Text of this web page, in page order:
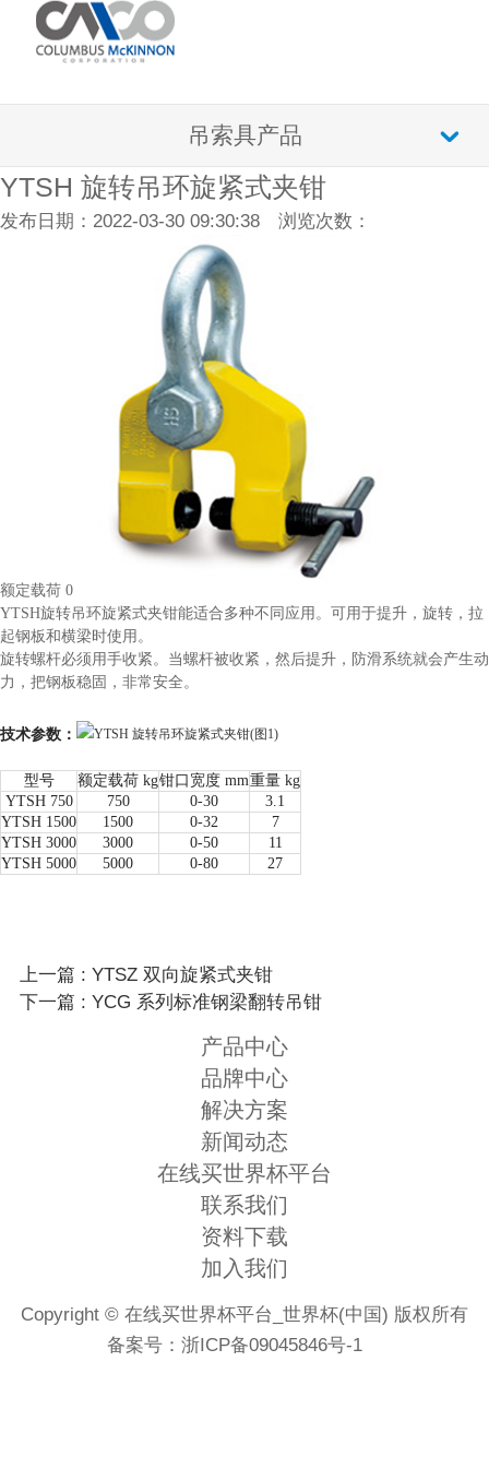
吊索具产品
YTSH 旋转吊环旋紧式夹钳
发布日期：2022-03-30 09:30:38 浏览次数：
额定载荷 0
YTSH旋转吊环旋紧式夹钳能适合多种不同应用。可用于提升，旋转，拉
起钢板和横梁时使用。
旋转螺杆必须用手收紧。当螺杆被收紧，然后提升，防滑系统就会产生动
力，把钢板稳固，非常安全。
技术参数：
型号 额定载荷 kg钳口宽度 mm重量 kg
YTSH 750
750 0-30
3.1
YTSH 1500
1500 0-32
7
YTSH 3000
3000 0-50
11
YTSH 5000
5000 0-80 27
上一篇 : YTSZ 双向旋紧式夹钳
下一篇 : YCG 系列标准钢梁翻转吊钳
产品中心
品牌中心
解决方案
新闻动态
在线买世界杯平台
联系我们
资料下载
加入我们
Copyright © 在线买世界杯平台_世界杯(中国) 版权所有
备案号：浙ICP备09045846号-1